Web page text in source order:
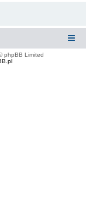
phpBB Limited